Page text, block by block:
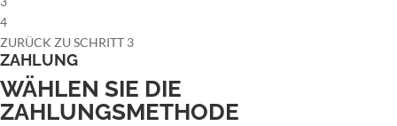
4
ZURÜCK ZU SCHRITT 3
ZAHLUNG
WÄHLEN SIE DIE
ZAHLUNGSMETHODE